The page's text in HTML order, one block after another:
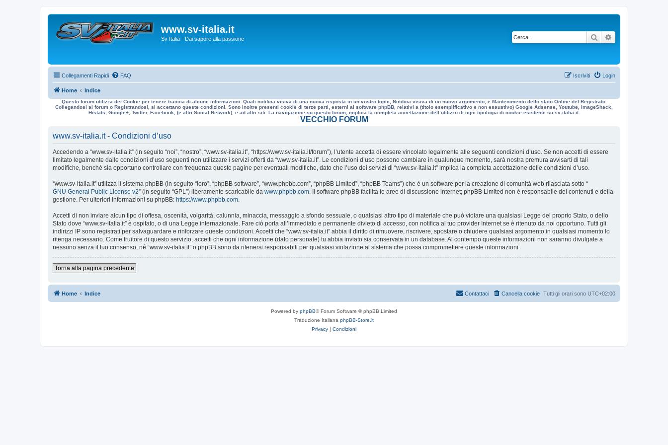
www.sv-italia.it
Sv Italia - Dai sapore alla passione Cerca
Collegamenti Rapidi FAQ Login
Iscriviti
Home Indice
Questo forum utilizza dei Cookie per tenere traccia di alcune informazioni. Quali notifica visiva di una nuova risposta in un vostro topic, Notifica visiva di un nuovo argomento, e Mantenimento dello stato Online del Registrato.
Collegandosi al forum o Registrandosi, si accettano queste condizioni. Sono inoltre presenti cookie di terze parti, esterni al software phpBB, relativi a (titolo esemplificativo e non esaustivo) Google Adsense, Youtube, ImageShack,
Histats, Google+, Twitter, Facebook, (e altri Social Network), e ad altri siti. La navigazione su questo forum, implica la completa accettazione dell’utilizzo di ogni tipologia di cookie esistente su sv-italia.it.
VECCHIO FORUM
www.sv-italia.it - Condizioni d’uso
Accedendo a “www.sv-italia.it” (in seguito “noi”, “nostro”, “www.sv-italia.it”, “https://www.sv-italia.it/forum”), l’utente accetta di essere vincolato legalmente alle seguenti condizioni d’uso. Se non accetti di essere
limitato legalmente dalle condizioni d’uso seguenti non utilizzare i servizi offerti da “www.sv-italia.it”. Le condizioni d’uso possono cambiare in qualunque momento, sarà nostra premura avvisarti di tali
modifiche, benché sia opportuno controllare con frequenza queste pagine per eventuali modifiche, dato che l’uso dei servizi di “www.sv-italia.it” implica la completa accettazione delle condizioni d’uso.
“www.sv-italia.it” utilizza il sistema phpBB (in seguito “loro”, “phpBB software”, “www.phpbb.com”, “phpBB Limited”, “phpBB Teams”) che è un software per la creazione di comunità web rilasciata sotto “
GNU General Public License v2” (in seguito “GPL”) liberamente scaricabile da www.phpbb.com. Il software phpBB facilita le aree di discussione internet; phpBB Limited non è responsabile dei contenuti e della
gestione. Per ulteriori informazioni su phpBB: https://www.phpbb.com.
Accetti di non inviare alcun tipo di offesa, oscenità, volgarità, calunnia, minaccia, messaggio a sfondo sessuale, o qualsiasi altro tipo di materiale che può violare una qualsiasi Legge del proprio Stato, o dello
Stato dove “www.sv-italia.it” è ospitato, o di una Legge internazionale. Fare ciò porta all’immediato e permanente divieto di accesso, con notifica al tuo provider Internet se è ritenuto da noi opportuno. Tutti gli
indirizzi IP sono registrati per salvaguardare e rinforzare queste condizioni. Accetti che “www.sv-italia.it” abbia il diritto di rimuovere, riscrivere, spostare o chiudere qualsiasi argomento in qualsiasi momento lo
ritenga necessario. Come fruitore di questo servizio, accetti che ogni informazione (dato personale) tu abbia inviato sia conservata in un database. Al contempo queste informazioni non saranno divulgate a
nessuno senza il tuo consenso, né “www.sv-italia.it” o phpBB sono da ritenersi responsabili per qualsiasi violazione al sistema che possa compromettere queste informazioni.
Torna alla pagina precedente
Home Indice Tutti gli orari sono UTC+02:00
Cancella cookie
Contattaci
Powered by phpBB® Forum Software © phpBB Limited
Traduzione Italiana phpBB-Store.it
Privacy | Condizioni